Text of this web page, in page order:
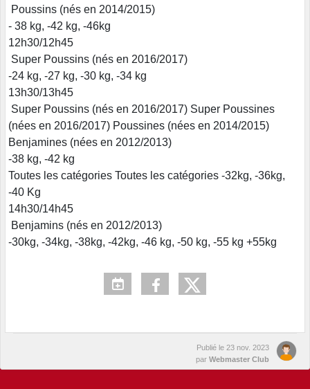
Poussins (nés en 2014/2015)
- 38 kg, -42 kg, -46kg
12h30/12h45
Super Poussins (nés en 2016/2017)
-24 kg, -27 kg, -30 kg, -34 kg
13h30/13h45
Super Poussins (nés en 2016/2017) Super Poussines
(nées en 2016/2017) Poussines (nées en 2014/2015)
Benjamines (nées en 2012/2013)
-38 kg, -42 kg
Toutes les catégories Toutes les catégories -32kg, -36kg,
-40 Kg
14h30/14h45
Benjamins (nés en 2012/2013)
-30kg, -34kg, -38kg, -42kg, -46 kg, -50 kg, -55 kg +55kg
Publié le 23 nov. 2023
par Webmaster Club